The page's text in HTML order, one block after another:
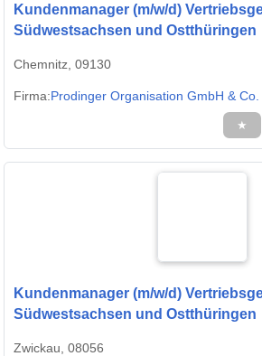
Kundenmanager (m/w/d)
Südwestsachsen und Ostthüringen
Chemnitz, 09130
Firma:Prodinger Organisation GmbH & Co.
★
Kundenmanager (m/w/d)
Südwestsachsen und Ostthüringen
Zwickau, 08056